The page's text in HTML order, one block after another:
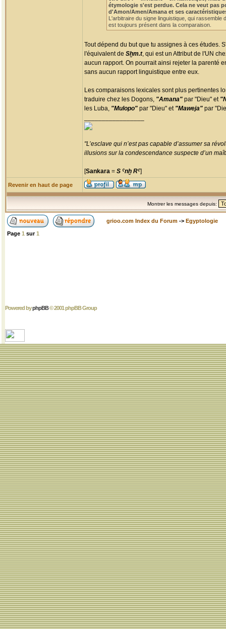
étymologie s'est perdue. Cela ne veut pas
d'Amon/Amen/Amana et ses
L'arbitraire du signe linguistique, qui
est toujours présent dans la comparaison.
Tout dépend du but que tu assignes à ces études.
l'équivalent de Sḫm.t, qui est un Attribut de l'UN
aucun rapport. On pourrait ainsi rejeter la parenté
sans aucun rapport linguistique entre eux.
Les comparaisons lexicales sont plus pertinentes
traduire chez les Dogons, "Amana" par "Dieu" et
les Luba, "Mulopo" par "Dieu" et "Maweja" par
"L’esclave qui n’est pas capable d’assumer sa
illusions sur la condescendance suspecte d’un
[Sankara = S ˁnḫ Rˁ]
Revenir en haut de page
Montrer les messages depuis:
grioo.com Index du Forum -> Egyptologie
Page 1 sur1
Powered byphpBB© 2001 phpBB Group